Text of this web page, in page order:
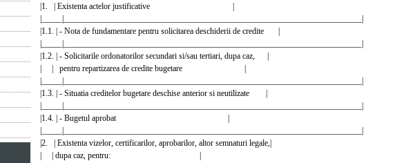
|1. | Existenta actelor justificative |
|_____|________________________________________________________________________|
|1.1. | - Nota de fundamentare pentru solicitarea deschiderii de credite |
|_____|________________________________________________________________________|
|1.2. | - Solicitarile ordonatorilor secundari si/sau tertiari, dupa caz, |
| | pentru repartizarea de credite bugetare |
|_____|________________________________________________________________________|
|1.3. | - Situatia creditelor bugetare deschise anterior si neutilizate |
|_____|________________________________________________________________________|
|1.4. | - Bugetul aprobat |
|_____|________________________________________________________________________|
|2. | Existenta vizelor, certificarilor, aprobarilor, altor semnaturi legale,|
| | dupa caz, pentru: |